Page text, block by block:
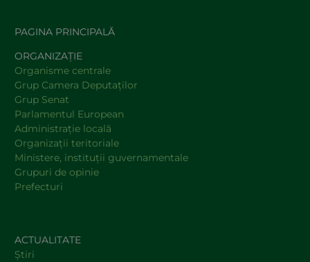
PAGINA PRINCIPALĂ
ORGANIZAȚIE
Organisme centrale
Grup Camera Deputaţilor
Grup Senat
Parlamentul European
Administraţie locală
Organizaţii teritoriale
Ministere, instituţii guvernamentale
Grupuri de opinie
Prefecturi
ACTUALITATE
Știri